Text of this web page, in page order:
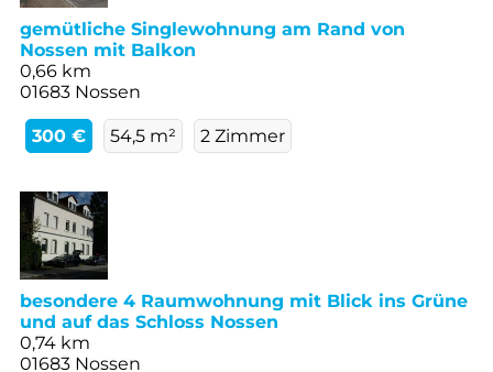
gemütliche Singlewohnung am Rand von
Nossen mit Balkon
0,66 km
01683 Nossen
300 € 54,5 m² 2 Zimmer
besondere 4 Raumwohnung mit Blick ins Grüne
und auf das Schloss Nossen
0,74 km
01683 Nossen